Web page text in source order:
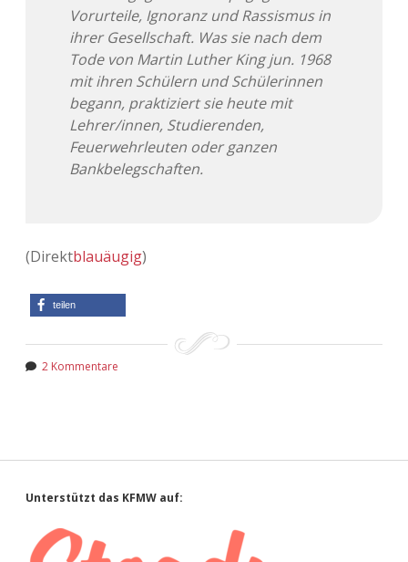
Vorurteile, Ignoranz und Rassismus in
ihrer Gesellschaft. Was sie nach dem
Tode von Martin Luther King jun. 1968
mit ihren Schülern und Schülerinnen
begann, praktiziert sie heute mit
Lehrer/innen, Studierenden,
Feuerwehrleuten oder ganzen
Bankbelegschaften.
(Direktblauäugig)
teilen
2 Kommentare
Sidebar
Unterstützt das KFMW auf: